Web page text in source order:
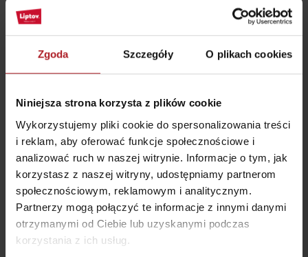
Zgoda Szczegóły O plikach cookies
Niniejsza strona korzysta z plików cookie
Wykorzystujemy pliki cookie do spersonalizowania treści
i reklam, aby oferować funkcje społecznościowe i
analizować ruch w naszej witrynie. Informacje o tym, jak
korzystasz z naszej witryny, udostępniamy partnerom
społecznościowym, reklamowym i analitycznym.
Partnerzy mogą połączyć te informacje z innymi danymi
otrzymanymi od Ciebie lub uzyskanymi podczas
korzystania z ich usług.
wszystkie miejsca do jedzenia i picia
Squash a bowling –
Motel Ranč
Ružomberok
Sklep – Areal u dobrego
pasterza
Ružomberok